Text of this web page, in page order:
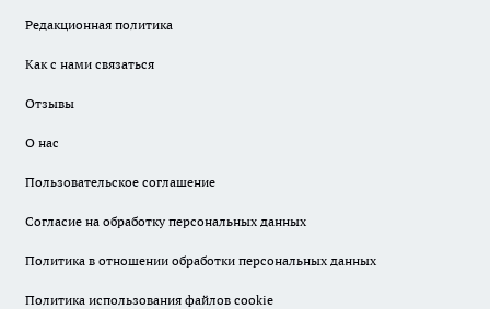
Редакционная политика
Как с нами связаться
Отзывы
О нас
Пользовательское соглашение
Согласие на обработку персональных данных
Политика в отношении обработки персональных данных
Политика использования файлов cookie